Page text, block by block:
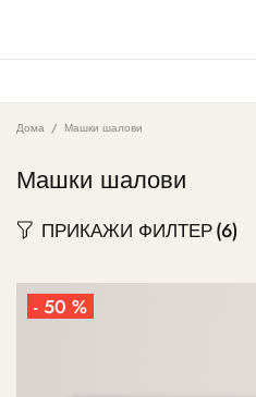
Дома Машки шалови
Машки шалови
ПРИКАЖИ ФИЛТЕР(6)
- 50 %